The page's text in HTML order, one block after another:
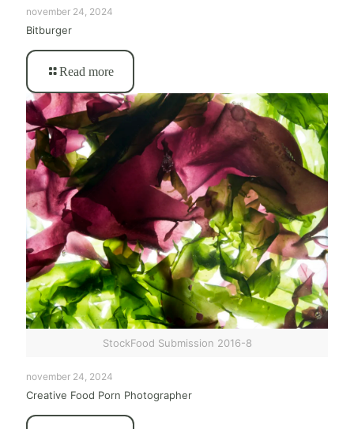
november 24, 2024
Bitburger
Read more
StockFood Submission 2016-8
november 24, 2024
Creative Food Porn Photographer